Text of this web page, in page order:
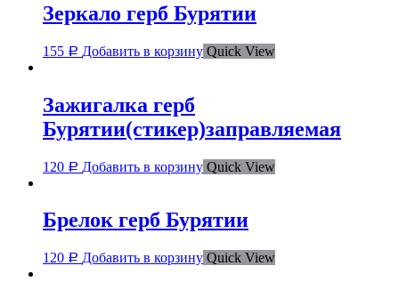
Зеркало герб Бурятии
155 Р Добавить в корзину Quick View
Зажигалка герб
Бурятии(стикер)заправляемая
120 Р Добавить в корзину Quick View
Брелок герб Бурятии
120 Р Добавить в корзину Quick View